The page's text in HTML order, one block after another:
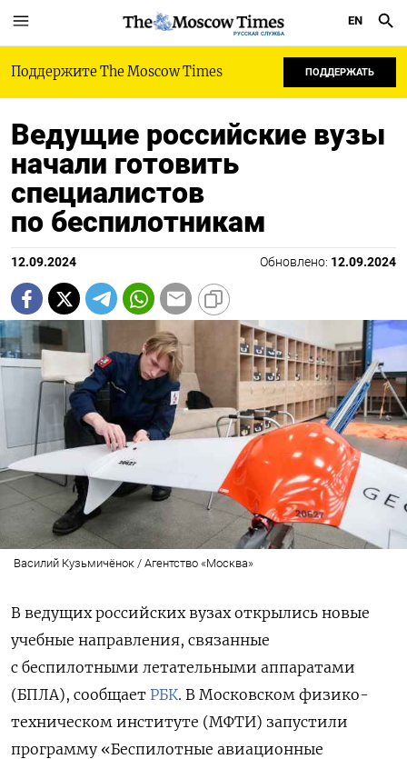
РУССКАЯ СЛУЖБА
EN
Поддержите The Moscow Times ПОДДЕРЖАТЬ
Ведущие российские вузы
начали готовить
специалистов
по беспилотникам
12.09.2024 Обновлено: 12.09.2024
Василий Кузьмичёнок / Агентство «Москва»
В ведущих российских вузах открылись новые
учебные направления, связанные
с беспилотными летательными аппаратами
(БПЛА), сообщает РБК. В Московском физико-
техническом институте (МФТИ) запустили
программу «Беспилотные авиационные